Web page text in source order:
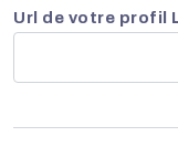
Url de votre profil